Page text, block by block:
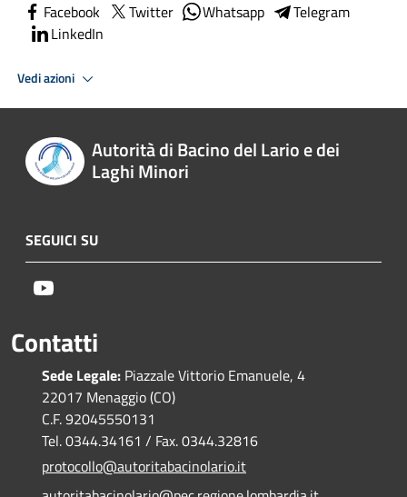
Facebook Twitter Whatsapp
Telegram
LinkedIn
Vedi azioni
Autorità di Bacino del Lario e dei
Laghi Minori
SEGUICI SU
Contatti
Sede Legale: Piazzale Vittorio Emanuele, 4
22017 Menaggio (CO)
C.F. 92045550131
Tel. 0344.34161 / Fax. 0344.32816
protocollo@autoritabacinolario.it